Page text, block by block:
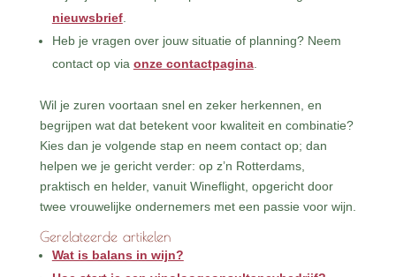
nieuwsbrief.
Heb je vragen over jouw situatie of planning? Neem
contact op via onze contactpagina.
Wil je zuren voortaan snel en zeker herkennen, en
begrijpen wat dat betekent voor kwaliteit en combinatie?
Kies dan je volgende stap en neem contact op; dan
helpen we je gericht verder: op z’n Rotterdams,
praktisch en helder, vanuit Wineflight, opgericht door
twee vrouwelijke ondernemers met een passie voor wijn.
Gerelateerde artikelen
Wat is balans in wijn?